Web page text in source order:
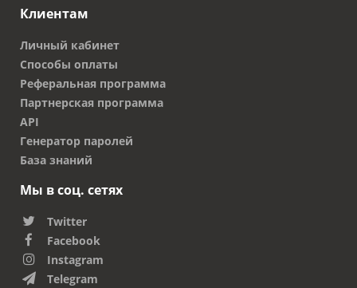
Клиентам
Личный кабинет
Способы оплаты
Реферальная программа
Партнерская программа
API
Генератор паролей
База знаний
Мы в соц. сетях
Twitter
Facebook
Instagram
Telegram